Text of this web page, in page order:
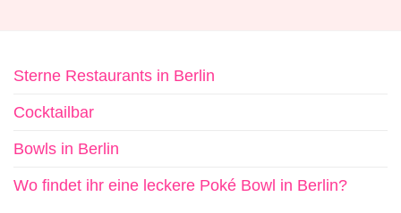
Sterne Restaurants in Berlin
Cocktailbar
Bowls in Berlin
Wo findet ihr eine leckere Poké Bowl in Berlin?